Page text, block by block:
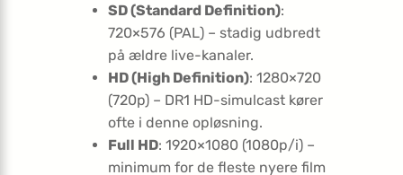
SD (Standard Definition):
720×576 (PAL) – stadig udbredt
på ældre live-kanaler.
HD (High Definition): 1280×720
(720p) – DR1 HD-simulcast kører
ofte i denne opløsning.
Full HD: 1920×1080 (1080p/i) –
minimum for de fleste nyere film